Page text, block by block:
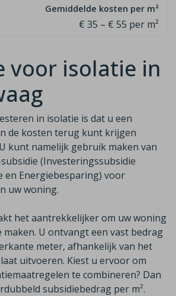
€ 35 – € 55 per m²
voor isolatie in
in isolatie is dat u een
de kosten terug kunt krijgen
kunt namelijk gebruik maken van
(Investeringssubsidie
en Energiebesparing) voor
uw woning.
het aantrekkelijker om uw woning
U ontvangt een vast bedrag
meter, afhankelijk van het
uitvoeren. Kiest u ervoor om
te combineren? Dan
subsidiebedrag per m².